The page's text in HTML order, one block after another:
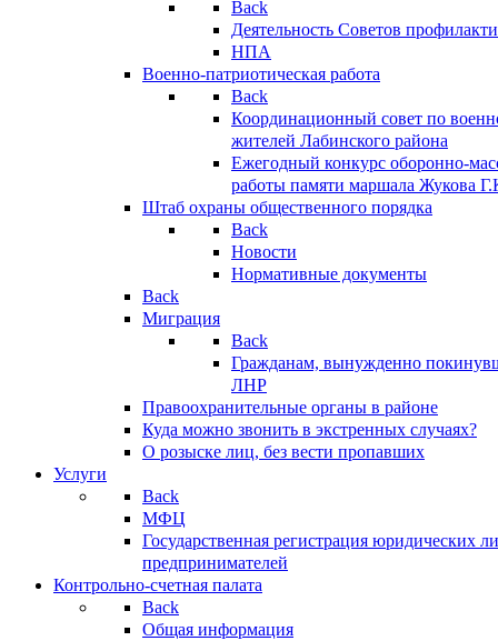
Back
Деятельность Советов
НПА
Военно-патриотическая работа
Back
Координационный совет по
жителей Лабинского района
Ежегодный конкурс оборонно-
работы памяти маршала Жукова
Штаб охраны общественного порядка
Back
Новости
Нормативные документы
Back
Миграция
Back
Гражданам, вынужденно
ЛНР
Правоохранительные органы в районе
Куда можно звонить в экстренных случаях?
О розыске лиц, без вести пропавших
Услуги
Back
МФЦ
Государственная регистрация юридических
предпринимателей
Контрольно-счетная палата
Back
Общая информация